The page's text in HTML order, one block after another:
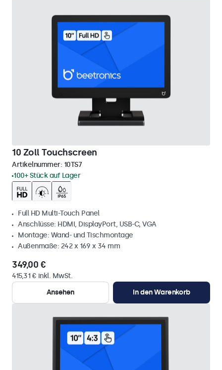
10 Zoll Touchscreen
Artikelnummer: 10TS7
100+ Stück auf Lager
Full HD Multi-Touch Panel
Anschlüsse: HDMI, DisplayPort, USB-C, VGA
Montage: Wand- und Tischmontage
Außenmaße: 242 x 169 x 34 mm
349,00 €
415,31 € inkl. MwSt.
Ansehen
In den Warenkorb